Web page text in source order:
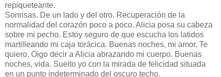
repiqueteante.
Sonrisas. De un lado y del otro. Recuperación de la
normalidad del corazón poco a poco. Alicia posa su cabeza
sobre mi pecho. Estoy seguro de que escucha los latidos
martilleando mi caja torácica. Buenas noches, mi amor. Te
quiero. Oigo decir a Alicia abrazando mi cuerpo. Buenas
noches, vida. Suelto yo con la mirada de felicidad situada
en un punto indeterminado del oscuro techo.